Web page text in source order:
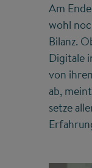
Am
wohl
Bilanz.
Digitale
von
ab,
setze